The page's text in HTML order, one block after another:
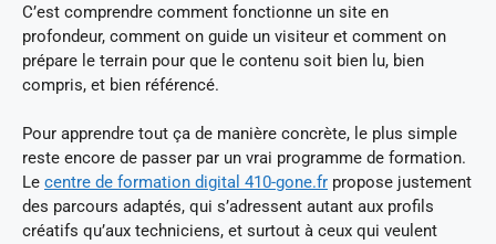
C’est comprendre comment fonctionne un site en
profondeur, comment on guide un visiteur et comment on
prépare le terrain pour que le contenu soit bien lu, bien
compris, et bien référencé.
Pour apprendre tout ça de manière concrète, le plus simple
reste encore de passer par un vrai programme de formation.
Le centre de formation digital 410-gone.fr propose justement
des parcours adaptés, qui s’adressent autant aux profils
créatifs qu’aux techniciens, et surtout à ceux qui veulent